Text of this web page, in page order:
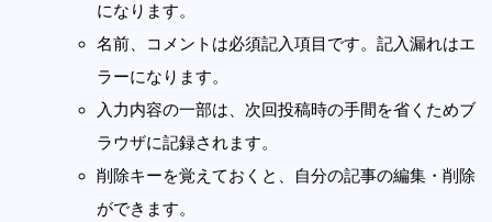
になります。
名前、コメントは必須記入項目です。記入漏れはエ
ラーになります。
入力内容の一部は、次回投稿時の手間を省くためブ
ラウザに記録されます。
削除キーを覚えておくと、自分の記事の編集・削除
ができます。